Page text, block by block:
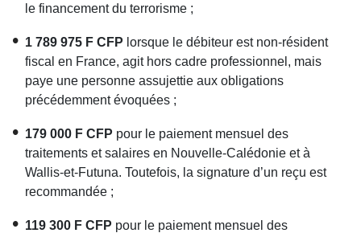
le financement du terrorisme ;
1 789 975 F CFP lorsque le débiteur est non-résident
fiscal en France, agit hors cadre professionnel, mais
paye une personne assujettie aux obligations
précédemment évoquées ;
179 000 F CFP pour le paiement mensuel des
traitements et salaires en Nouvelle-Calédonie et à
Wallis-et-Futuna. Toutefois, la signature d’un reçu est
recommandée ;
119 300 F CFP pour le paiement mensuel des